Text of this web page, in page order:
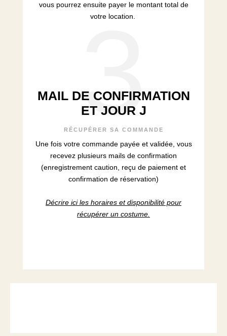
vous pourrez ensuite payer le montant total de
votre location.
3
MAIL DE CONFIRMATION
ET JOUR J
RÉCUPÉRER SA COMMANDE
Une fois votre commande payée et validée, vous
recevez plusieurs mails de confirmation
(enregistrement caution, reçu de paiement et
confirmation de réservation)
Décrire ici les horaires et disponibilité pour
récupérer un costume.